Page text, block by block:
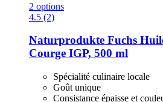
2 options
4.5 (2)
Naturprodukte Fuchs
Courge IGP, 500 ml
Spécialité culinaire locale
Goût unique
Consistance épaisse et